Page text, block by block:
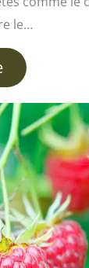
le…